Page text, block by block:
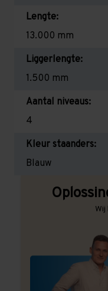
Lengte:
13.000 mm
Liggerlengte:
1.500 mm
Aantal niveaus:
4
Kleur staanders:
Blauw
Wij